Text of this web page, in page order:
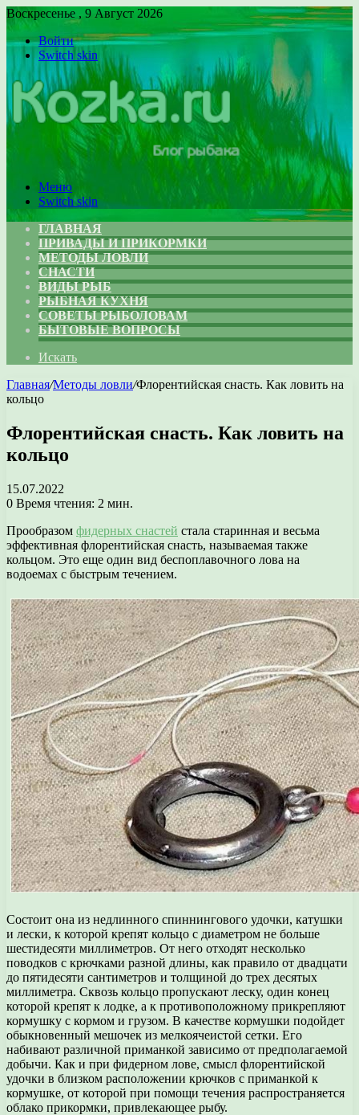
Воскресенье , 9 Август 2026
Войти
Switch skin
Меню
Switch skin
ГЛАВНАЯ
ПРИВАДЫ И ПРИКОРМКИ
МЕТОДЫ ЛОВЛИ
СНАСТИ
ВИДЫ РЫБ
РЫБНАЯ КУХНЯ
СОВЕТЫ РЫБОЛОВАМ
БЫТОВЫЕ ВОПРОСЫ
Искать
Главная/Методы ловли/Флорентийская снасть. Как ловить на
кольцо
Флорентийская снасть. Как ловить на
кольцо
15.07.2022
0 Время чтения: 2 мин.
Прообразом фидерных снастей стала старинная и весьма
эффективная флорентийская снасть, называемая также
кольцом. Это еще один вид беспоплавочного лова на
водоемах с быстрым течением.
Состоит она из недлинного спиннингового удочки, катушки
и лески, к которой крепят кольцо с диаметром не больше
шестидесяти миллиметров. От него отходят несколько
поводков с крючками разной длины, как правило от двадцати
до пятидесяти сантиметров и толщиной до трех десятых
миллиметра. Сквозь кольцо пропускают леску, один конец
которой крепят к лодке, а к противоположному прикрепляют
кормушку с кормом и грузом. В качестве кормушки подойдет
обыкновенный мешочек из мелкоячеистой сетки. Его
набивают различной приманкой зависимо от предполагаемой
добычи. Как и при фидерном лове, смысл флорентийской
удочки в близком расположении крючков с приманкой к
кормушке, от которой при помощи течения распространяется
облако прикормки, привлекающее рыбу.